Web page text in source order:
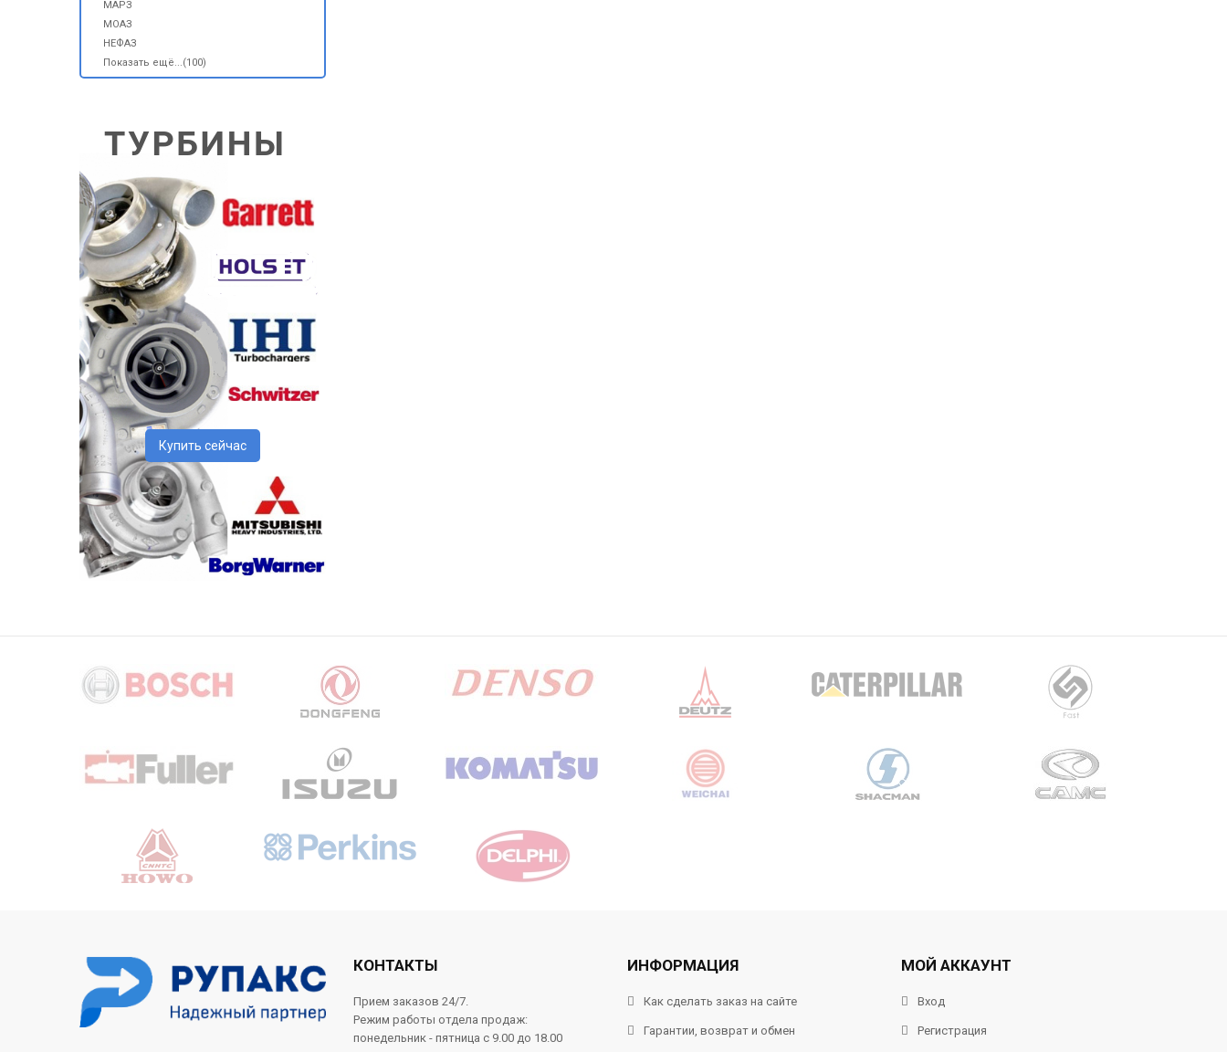
МАРЗ
МОАЗ
НЕФАЗ
Показать ещё...(100)
Купить сейчас
КОНТАКТЫ
Прием заказов 24/7.
Режим работы отдела продаж:
понедельник - пятница с 9.00 до 18.00
ИНФОРМАЦИЯ
Как сделать заказ на сайте
Гарантии, возврат и обмен
МОЙ АККАУНТ
Вход
Регистрация